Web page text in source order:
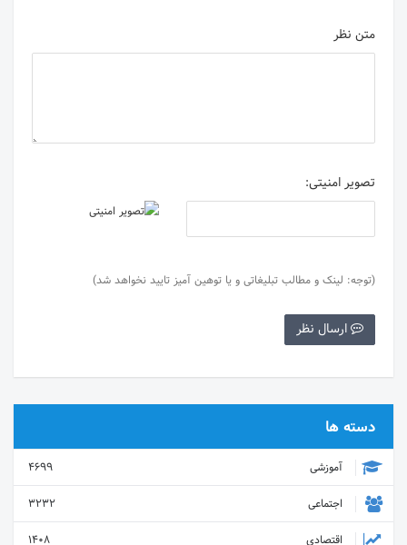
متن نظر
تصویر امنیتی:
(توجه: لینک و مطالب تبلیغاتی و یا توهین آمیز تایید نخواهد شد)
دسته ها
آموزشی
4699
اجتماعی
3232
اقتصادی
1408